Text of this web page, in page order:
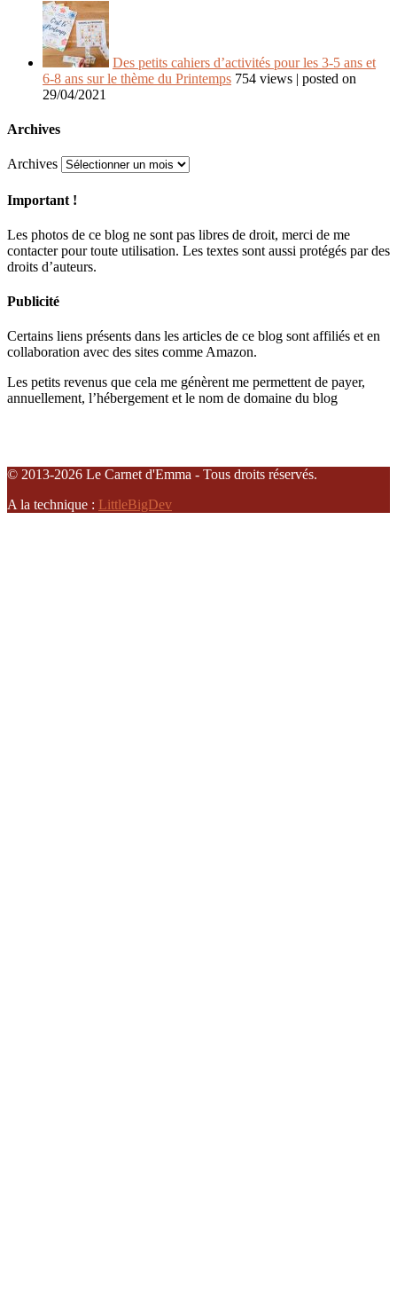
Des petits cahiers d’activités pour les 3-5 ans et
6-8 ans sur le thème du Printemps 754 views | posted on
29/04/2021
Archives
Archives
Important !
Les photos de ce blog ne sont pas libres de droit, merci de me
contacter pour toute utilisation. Les textes sont aussi protégés par des
droits d’auteurs.
Publicité
Certains liens présents dans les articles de ce blog sont affiliés et en
collaboration avec des sites comme Amazon.
Les petits revenus que cela me génèrent me permettent de payer,
annuellement, l’hébergement et le nom de domaine du blog
© 2013-2026 Le Carnet d'Emma - Tous droits réservés.
A la technique : LittleBigDev